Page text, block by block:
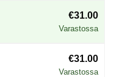
€31.00
Varastossa
€31.00
Varastossa